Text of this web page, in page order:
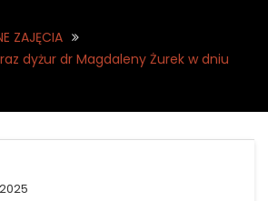
ZAJĘCIA
dyżur dr Magdaleny Żurek w dniu